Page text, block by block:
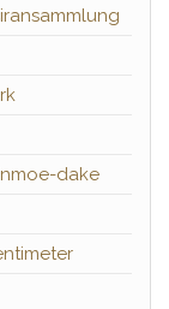
dake